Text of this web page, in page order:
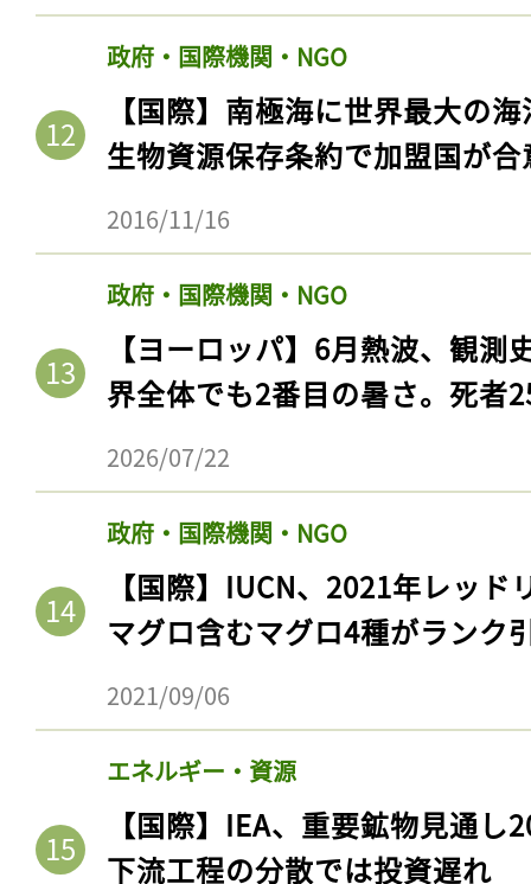
政府・国際機関・NGO
【国際】南極海に世界最大の
生物資源保存条約で加盟国が合
2016/11/16
政府・国際機関・NGO
【ヨーロッパ】6月熱波、観
界全体でも2番目の暑さ。死者
2026/07/22
政府・国際機関・NGO
【国際】IUCN、2021年レッ
マグロ含むマグロ4種がランク
2021/09/06
エネルギー・資源
【国際】IEA、重要鉱物見通
下流工程の分散では投資遅れ